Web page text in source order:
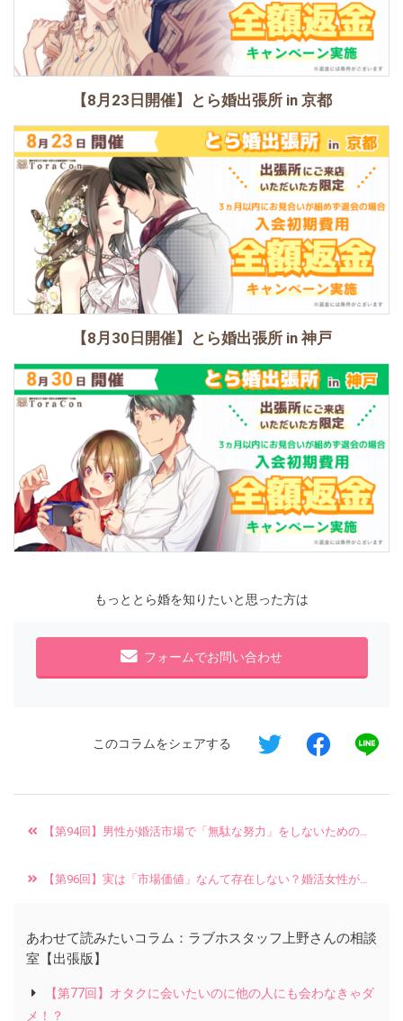
【8月23日開催】とら婚出張所 in 京都
【8月30日開催】とら婚出張所 in 神戸
もっととら婚を知りたいと思った方は
フォームでお問い合わせ
このコラムをシェアする
【第94回】男性が婚活市場で「無駄な努力」をしないための思考法
【第96回】実は「市場価値」なんて存在しない？婚活女性が知るべき『買い手』としての正しい戦略
あわせて読みたいコラム：ラブホスタッフ上野さんの相談
室【出張版】
【第77回】オタクに会いたいのに他の人にも会わなきゃダ
メ！？